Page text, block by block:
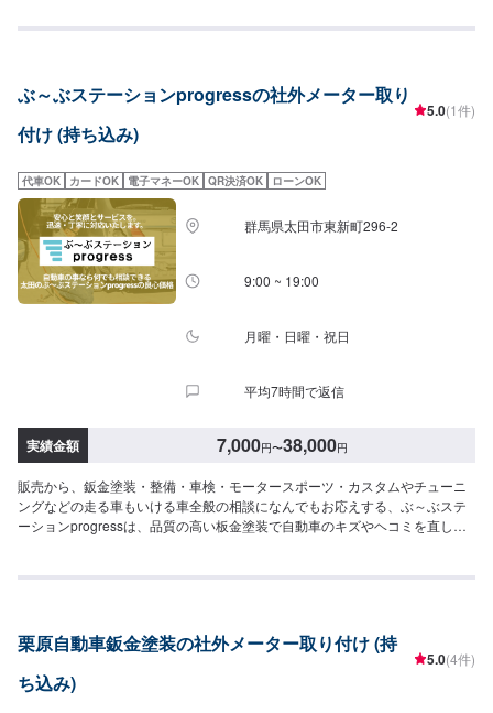
保証します。◾土・日・祝も営業してるのでお客様がお休みでも見積・修理が
>★お安く済ませたい…★お時間があまり取れない…などのご相談もお気軽に
どうぞ！【1】オファーにてお問い合わせ【2】お見積り【3】お見積りにご
納得いただければ作業開始【4】仕上がり次第納車-----納期について-----納期
います。予めご了承ください。-----代車について-----代車をご用意していま
す。お車の作業中は代車をご利用ください。※代車の燃料代はお客様にご負担
いただいております。-----ご来店時の注意、受付方法-----入庫の際はお気をつ
けてお越しください。駐車スペースは事務所前の空いているスペースに駐車
してください。受付はスタッフへ「メンテモで予約しました」とお伝えくだ
さい。ご案内いたします。【定休日・営業時間】定休日：年中無休（大型連
休のみ休み）営業時間：9:00~18:00
ぶ～ぶステーションprogressの社外メーター取り
付け (持ち込み)
5.0(1件)
代車OK カードOK 電子マネーOK QR決済OK ローンOK
群馬県太田市東新町296-2
9:00 ~ 19:00
月曜・日曜・祝日
平均7時間で返信
実績金額 7,000円〜38,000円
販売から、鈑金塗装・整備・車検・モータースポーツ・カスタムやチューニ
ングなどの走る車もいける車全般の相談になんでもお応えする、ぶ～ぶステ
ーションprogressは、品質の高い板金塗装で自動車のキズやヘコミを直しま
ので、お気軽にお問い合わせください。ブレーキパッドの交換や車内のクリ
ドバイスを心掛けております。--------------------------------------------------【1】オ
ファーにてお問い合わせ【2】お見積り【3】お見積りにご納得いただければ
作業開始【4】仕上がり次第納車-----納期について-----納期は通常3日～5日程
栗原自動車鈑金塗装の社外メーター取り付け (持
ち込み)
5.0(4件)